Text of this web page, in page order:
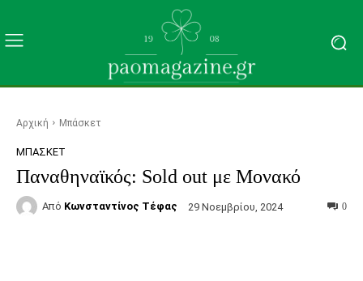
Αρχική Μπάσκετ
ΜΠΆΣΚΕΤ
Παναθηναϊκός: Sold out με Μονακό
Από Κωνσταντίνος Τέφας 29 Νοεμβρίου, 2024 0